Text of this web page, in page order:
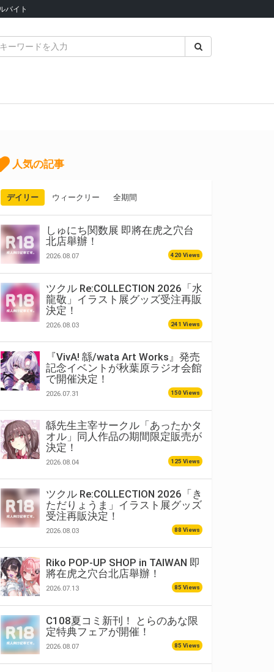
バイト
人気の記事
デイリー ウィークリー 全期間
しゅにち関数展 即將在虎之穴台
北店舉辦！
2026.08.07 420 Views
ツクル Re:COLLECTION 2026「水
龍敬」イラスト展グッズ受注再販
決定！
2026.08.03 241 Views
『VivA! 緜/wata Art Works』発売
記念イベントが秋葉原ラジオ会館
で開催決定！
2026.07.31 150 Views
緜先生主宰サークル「あったかタ
オル」同人作品の期間限定販売が
決定！
2026.08.04 125 Views
ツクル Re:COLLECTION 2026「き
ただりょうま」イラスト展グッズ
受注再販決定！
2026.08.03 88 Views
Riko POP-UP SHOP in TAIWAN 即
將在虎之穴台北店舉辦！
2026.07.13 85 Views
C108夏コミ新刊！ とらのあな限
定特典フェアが開催！
2026.08.07 85 Views